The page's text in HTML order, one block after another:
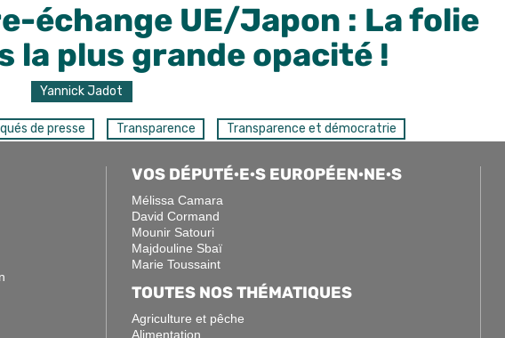
échange UE/Japon : La folie
la plus grande opacité !
Yannick Jadot
de presse Transparence
Transparence et démocratrie
s’apprête à annoncer la conclusion des négociations de libre-
dénonçons un nouvel accord, négocié dans la plus grande opacité,
la santé, nos protections sociales et notre souveraineté
Verts/ALE et vice-président de la Commission du commerce international :
n’ont à l’évidence tiré aucune leçon du Brexit et de la montée des
VOS DÉPUTÉ·E·S EUROPÉEN·NE·S
Mélissa Camara
David Cormand
Mounir Satouri
Majdouline Sbaï
Marie Toussaint
TOUTES NOS THÉMATIQUES
Agriculture et pêche
Alimentation